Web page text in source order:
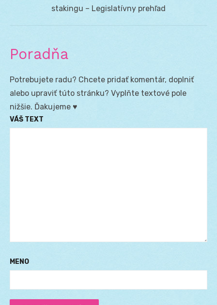
stakingu – Legislatívny prehľad
Poradňa
Potrebujete radu? Chcete pridať komentár, doplniť
alebo upraviť túto stránku? Vyplňte textové pole
nižšie. Ďakujeme ♥
VÁŠ TEXT
MENO